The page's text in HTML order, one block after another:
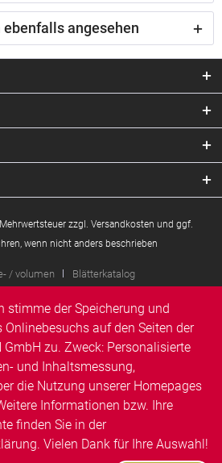
ebenfalls angesehen
zzgl. Versandkosten und ggf.
wenn nicht anders beschrieben
/ volumen Blätterkatalog
stimme der Speicherung und
Onlinebesuchs auf den Seiten der
GmbH zu. Zweck: Personalisierte
und Inhaltsmessung,
die Nutzung unserer Homepages
Informationen bzw. Ihre
finden Sie in der
. Vielen Dank für Ihre Auswahl!